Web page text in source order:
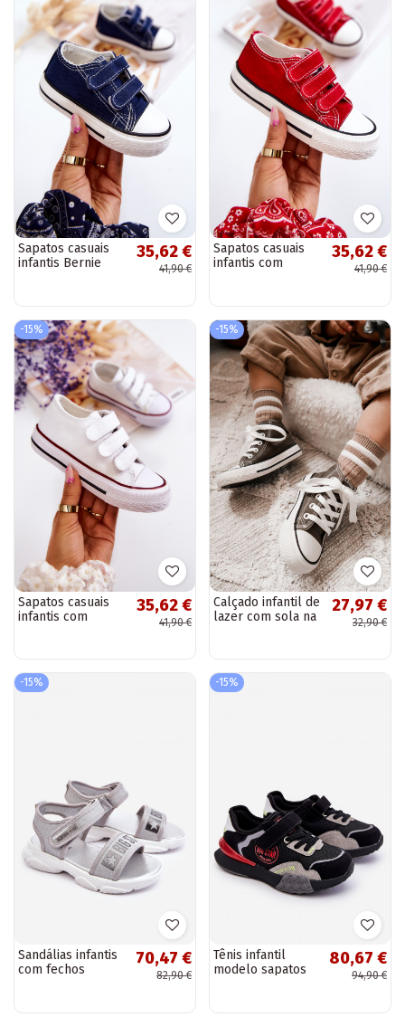
Sapatos casuais
infantis Bernie
35,62 €
41,90 €
Sapatos casuais
infantis com
35,62 €
41,90 €
-15%
Sapatos casuais
infantis com
35,62 €
41,90 €
-15%
Calçado infantil de
lazer com sola na
27,97 €
32,90 €
-15%
Sandálias infantis
com fechos
70,47 €
82,90 €
-15%
Tênis infantil
modelo sapatos
80,67 €
94,90 €